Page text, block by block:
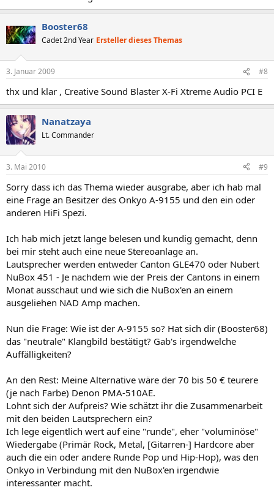
Booster68
Cadet 2nd Year Ersteller dieses Themas
3. Januar 2009 #8
thx und klar , Creative Sound Blaster X-Fi Xtreme Audio PCI E
Nanatzaya
Lt. Commander
3. Mai 2010 #9
Sorry dass ich das Thema wieder ausgrabe, aber ich hab mal
eine Frage an Besitzer des Onkyo A-9155 und den ein oder
anderen HiFi Spezi.
Ich hab mich jetzt lange belesen und kundig gemacht, denn
bei mir steht auch eine neue Stereoanlage an.
Lautsprecher werden entweder Canton GLE470 oder Nubert
NuBox 451 - Je nachdem wie der Preis der Cantons in einem
Monat ausschaut und wie sich die NuBox'en an einem
ausgeliehen NAD Amp machen.
Nun die Frage: Wie ist der A-9155 so? Hat sich dir (Booster68)
das "neutrale" Klangbild bestätigt? Gab's irgendwelche
Auffälligkeiten?
An den Rest: Meine Alternative wäre der 70 bis 50 € teurere
(je nach Farbe) Denon PMA-510AE.
Lohnt sich der Aufpreis? Wie schätzt ihr die Zusammenarbeit
mit den beiden Lautsprechern ein?
Ich lege eigentlich wert auf eine "runde", eher "voluminöse"
Wiedergabe (Primär Rock, Metal, [Gitarren-] Hardcore aber
auch die ein oder andere Runde Pop und Hip-Hop), was den
Onkyo in Verbindung mit den NuBox'en irgendwie
interessanter macht.